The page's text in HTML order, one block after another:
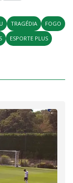
TRAGÉDIA
FOGO
ESPORTE PLUS